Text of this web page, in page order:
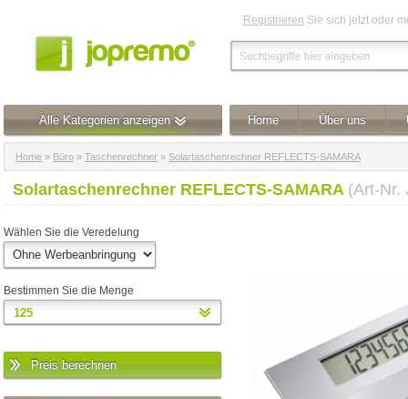
Registrieren Sie sich jetzt oder
Alle Kategorien anzeigen Home Über uns
Home » Büro » Taschenrechner » Solartaschenrechner REFLECTS-SAMARA
Solartaschenrechner REFLECTS-SAMARA (Art-Nr.
Wählen Sie die Veredelung
Bestimmen Sie die Menge
Preis berechnen